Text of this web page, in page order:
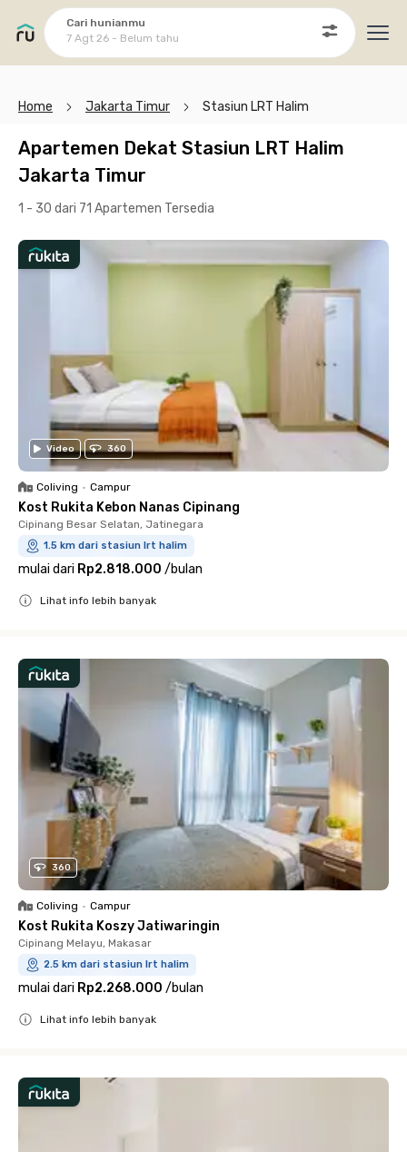
Cari hunianmu
7 Agt 26 - Belum tahu
Home Jakarta Timur Stasiun LRT Halim
Apartemen Dekat Stasiun LRT Halim
Jakarta Timur
1 - 30 dari 71 Apartemen Tersedia
Video 360
Coliving • Campur
Kost Rukita Kebon Nanas Cipinang
Cipinang Besar Selatan, Jatinegara
1.5 km dari stasiun lrt halim
mulai dari Rp2.818.000 /bulan
Lihat info lebih banyak
360
Coliving • Campur
Kost Rukita Koszy Jatiwaringin
Cipinang Melayu, Makasar
2.5 km dari stasiun lrt halim
mulai dari Rp2.268.000 /bulan
Lihat info lebih banyak